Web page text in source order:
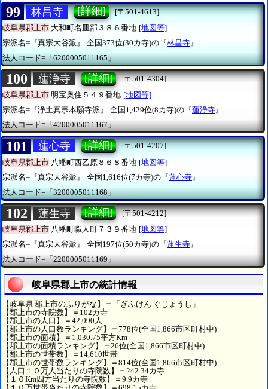
99 林昌寺 [詳細]
[〒501-4613]
岐阜県郡上市 大和町名皿部３８６番地 [地図等]
宗派名=『真宗大谷派』
全国373位(30カ寺)の『林昌寺』
法人コード=「6200005011165」
100 蓮浄寺 [詳細]
[〒501-4304]
岐阜県郡上市 明宝奥住５４９番地 [地図等]
宗派名=『浄土真宗本願寺派』
全国1,429位(8カ寺)の『蓮浄寺』
法人コード=「4200005011167」
101 蓮心寺 [詳細]
[〒501-4207]
岐阜県郡上市 八幡町西乙原８６８番地 [地図等]
宗派名=『真宗大谷派』
全国1,616位(7カ寺)の『蓮心寺 』
法人コード=「3200005011168」
102 蓮生寺 [詳細]
[〒501-4212]
岐阜県郡上市 八幡町職人町７３９番地 [地図等]
宗派名=『真宗大谷派』
全国197位(50カ寺)の『蓮生寺』
法人コード=「2200005011169」
岐阜県郡上市の統計情報
【岐阜県 郡上市のふりがな】＝「ぎふけん ぐじょうし」
【郡上市の寺院数】＝102カ寺
【郡上市の人口】＝42,090人
【郡上市の人口数ランキング】＝778位(全国1,866市区町村中)
【郡上市の面積】＝1,030.75平方Km
【郡上市の面積ランキング】＝26位(全国1,866市区町村中)
【郡上市の世帯数】＝14,610世帯
【郡上市の世帯数ランキング】＝814位(全国1,866市区町村中)
【人口１０万人当たりの寺院数】＝242.34カ寺
【１０Km四方当たりの寺院数】＝9.9カ寺